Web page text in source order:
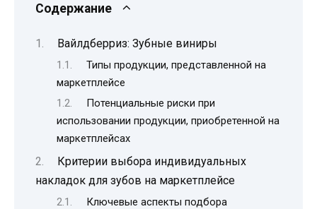
Содержание
Вайлдберриз: Зубные виниры
Типы продукции, представленной на
маркетплейсе
Потенциальные риски при
использовании продукции, приобретенной на
маркетплейсах
Критерии выбора индивидуальных
накладок для зубов на маркетплейсе
Ключевые аспекты подбора